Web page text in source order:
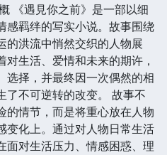
《遇見你之前》是一部以细
感羁绊的写实小说。故事围绕
的洪流中悄然交织的人物展
生活、爱情和未来的期许，
选择，并最终因一次偶然的相
了不可逆转的改变。 故事不
的情节，而是将重心放在人物
变化上。通过对人物日常生活
面对生活压力、情感困惑、理